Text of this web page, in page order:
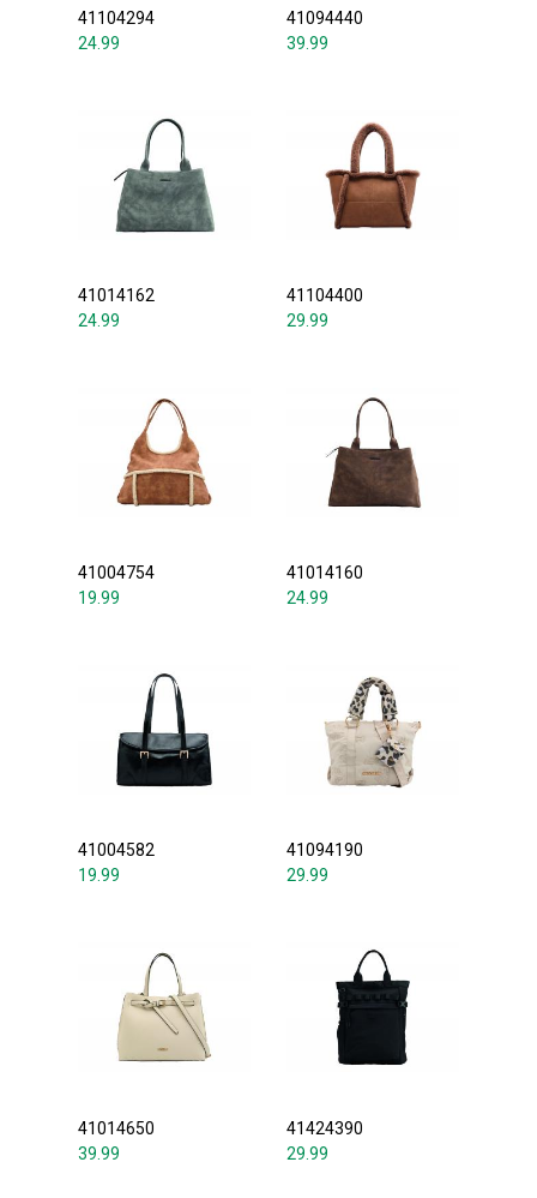
41104294
24.99
41094440
39.99
41014162
24.99
41104400
29.99
41004754
19.99
41014160
24.99
41004582
19.99
41094190
29.99
41014650
39.99
41424390
29.99